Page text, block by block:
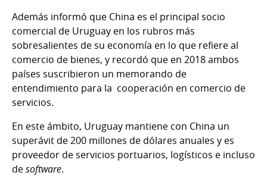
Además informó que China es el principal socio
comercial de Uruguay en los rubros más
sobresalientes de su economía en lo que refiere al
comercio de bienes, y recordó que en 2018 ambos
países suscribieron un memorando de
entendimiento para la cooperación en comercio de
servicios.
En este ámbito, Uruguay mantiene con China un
superávit de 200 millones de dólares anuales y es
proveedor de servicios portuarios, logísticos e incluso
desoftware.